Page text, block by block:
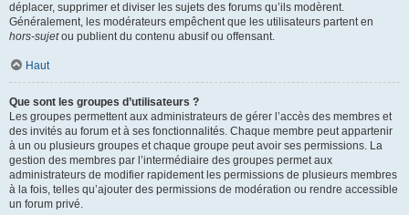
déplacer, supprimer et diviser les sujets des forums qu’ils modèrent.
Généralement, les modérateurs empêchent que les utilisateurs partent en
hors-sujetou publient du contenu abusif ou offensant.
Haut
Que sont les groupes d’utilisateurs ?
Les groupes permettent aux administrateurs de gérer l’accès des membres et
des invités au forum et à ses fonctionnalités. Chaque membre peut appartenir
à un ou plusieurs groupes et chaque groupe peut avoir ses permissions. La
gestion des membres par l’intermédiaire des groupes permet aux
administrateurs de modifier rapidement les permissions de plusieurs membres
à la fois, telles qu’ajouter des permissions de modération ou rendre accessible
un forum privé.